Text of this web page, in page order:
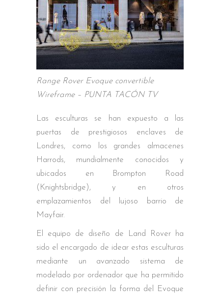
Range Rover Evoque convertible
Wireframe – PUNTA TACÓN TV
Las esculturas se han expuesto a las
puertas de prestigiosos enclaves de
Londres, como los grandes almacenes
Harrods, mundialmente conocidos y
ubicados en Brompton Road
(Knightsbridge), y en otros
emplazamientos del lujoso barrio de
Mayfair.
El equipo de diseño de Land Rover ha
sido el encargado de idear estas esculturas
mediante un avanzado sistema de
modelado por ordenador que ha permitido
definir con precisión la forma del Evoque